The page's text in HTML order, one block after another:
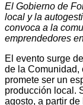
El Gobierno de
local y la
convoca a la
emprendedores
El evento surge
de la Comunidad,
promete ser un
producción local.
agosto, a partir